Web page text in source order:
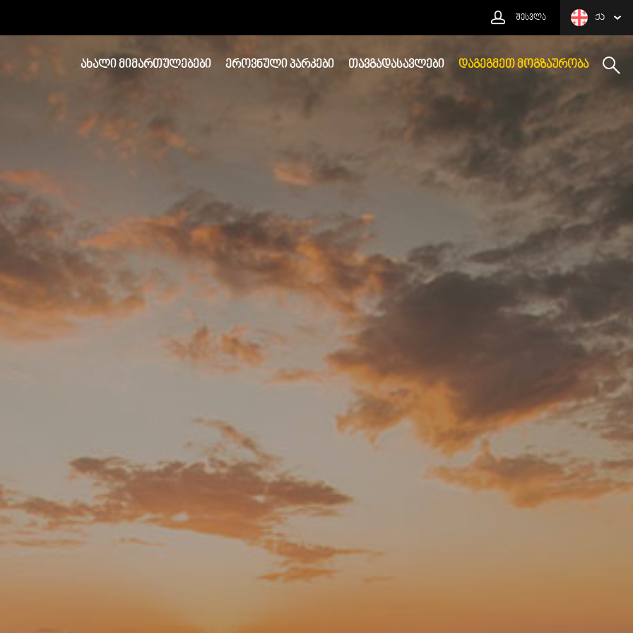
ᲨᲔᲡᲕᲚᲐ ᲥᲐ
ᲐᲮᲐᲚᲘ ᲛᲘᲛᲐᲠᲗᲣᲚᲔᲑᲔᲑᲘ ᲔᲠᲝᲕᲜᲣᲚᲘ ᲞᲐᲠᲙᲔᲑᲘ ᲗᲐᲕᲒᲐᲓᲐᲡᲐᲕᲚᲔᲑᲘ ᲓᲐᲒᲔᲒᲛᲔᲗ ᲛᲝᲒᲖᲐᲣᲠᲝᲑᲐ